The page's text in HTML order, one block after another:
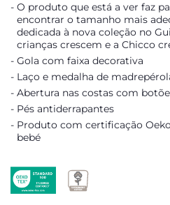
O produto que está a ver faz
encontrar o tamanho mais
dedicada à nova coleção no
crianças crescem e a Chicco
Gola com faixa decorativa
Laço e medalha de
Abertura nas costas com
Pés antiderrapantes
Produto com certificação
bebé